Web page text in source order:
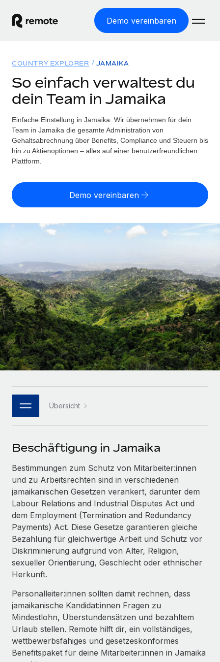
Demo vereinbaren
WELTWEITE BESCHÄFTIGUNG
Globale Payroll
Einfache, rechtssicher Payroll
Employer of Record
Weltweites Wachstum ohne Kosten für Niederlassungen
Contractor of Record
Rechtssichere, weltweite Arbeit mit Freelancer:innen
Globales Onboarding und Verwalten von
Freelancer:innen
Auslagern von komplexen HR-Aufgaben
INFRASTRUKTUR
Remote Embedded
Nahtlose Integration der HR in bestehende Abläufe
Plattform
Integrierte HR-Kernfunktionen für dein Team
MCP
Integrationen
Tools
DIENSTLEISTUNGEN
Frag unsere Expert:innen
Hilfe von Expert:innen für globale HR & Compliance
Background-Checks
Einfacheres Bewerber:innen-Screening
Compliance Watchtower
Lückenlose Compliance
Geräteverwaltung
Globale Bereitstellung und Verfolgung von IT-
Geräten
Gründung von Niederlassungen
Schnelle, rechtssichere Gründung von
Lösungen
WELTWEITE ABDECKUNG
Country Explorer
Länderspezifische Unterstützung bei der Einstellung
Einfache Einstellung in allen US-Bundesstaaten
Startups
Agile HR- und Payroll-Lösungen für wachsende
Unternehmen
Mittelstand
Maßgeschneiderte HR-Lösungen, um Teams zu
vergrößern
Enterprise
Globale HR für Konzerne und Großunternehmen
PARTNER WERDEN
Flexible Einbettung von Global-HR-Funktionen in deine
Partner werden
Entdecke die Möglichkeiten einer Partnerschaft
Remote Build
Demnächst verfügbar
Beratung zu Integrationen und KI-Automatisierung
FALLSTUDIEN
So hat der KI-Vorreiter Weaviate sein Team mit
Remote um 120 % vergrößert
Open-Source-Infrastrukturen. Das...
Mehr erfahren
Strategische Partnerschaft zwischen
Reverse Tech und Remote für Contractor
Ressourcen
TOOLS UND RECHNER
Scheinselbstständigkeitsrisiko berechnen
Personalkostenrechner
Gesamtbeschäftigungskosten
Informationen zu möglichen Währungen und
Abwicklungsfristen für globale Freelancer:innen
LERNEN MIT REMOTE
Forschung und Leitfäden
Fallstudien
HR-Glossar
Bibliothek für Stellenbeschreibungen
Webinare
Events
Newsroom
Informationen zu Gehältern und Qualifikationen
Insights Center
Hol dir Unterstützung
Alle Ressourcen anzeigen
BLOG
Globale Payroll
EOR und PEO
Contractor Management
Steuern
Preise
Français
Deutsch
Español
Italiano
Português (Portugal)
한국어
COUNTRY EXPLORER JAMAIKA
So einfach verwaltest du
dein Team in Jamaika
Einfache Einstellung in Jamaika. Wir übernehmen für dein
Team in Jamaika die gesamte Administration von
Gehaltsabrechnung über Benefits, Compliance und Steuern bis
hin zu Aktienoptionen – alles auf einer benutzerfreundlichen
Plattform.
Demo vereinbaren
Übersicht
Beschäftigung in Jamaika
Bestimmungen zum Schutz von Mitarbeiter:innen
und zu Arbeitsrechten sind in verschiedenen
jamaikanischen Gesetzen verankert, darunter dem
Labour Relations and Industrial Disputes Act und
dem Employment (Termination and Redundancy
Payments) Act. Diese Gesetze garantieren gleiche
Bezahlung für gleichwertige Arbeit und Schutz vor
Diskriminierung aufgrund von Alter, Religion,
sexueller Orientierung, Geschlecht oder ethnischer
Herkunft.
Personalleiter:innen sollten damit rechnen, dass
jamaikanische Kandidat:innen Fragen zu
Mindestlohn, Überstundensätzen und bezahltem
Urlaub stellen. Remote hilft dir, ein vollständiges,
wettbewerbsfähiges und gesetzeskonformes
Benefitspaket für deine Mitarbeiter:innen in Jamaika